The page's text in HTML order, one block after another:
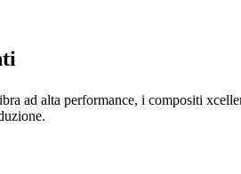
ad alta performance, i compositi